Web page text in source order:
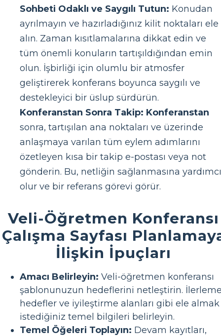
Sohbeti Odaklı ve Saygılı Tutun: Konudan
ayrılmayın ve hazırladığınız kilit noktaları ele
alın. Zaman kısıtlamalarına dikkat edin ve
tüm önemli konuların tartışıldığından emin
olun. İşbirliği için olumlu bir atmosfer
geliştirerek konferans boyunca saygılı ve
destekleyici bir üslup sürdürün.
Konferanstan Sonra Takip: Konferanstan
sonra, tartışılan ana noktaları ve üzerinde
anlaşmaya varılan tüm eylem adımlarını
özetleyen kısa bir takip e-postası veya not
gönderin. Bu, netliğin sağlanmasına yardımcı
olur ve bir referans görevi görür.
Veli-Öğretmen Konferansı
Çalışma Sayfası
İlişkin İpuçları
Amacı Belirleyin: Veli-öğretmen konferansı
şablonunuzun hedeflerini netleştirin.
hedefler ve iyileştirme alanları gibi ele almak
istediğiniz temel bilgileri belirleyin.
Temel Öğeleri Toplayın: Devam kayıtları,